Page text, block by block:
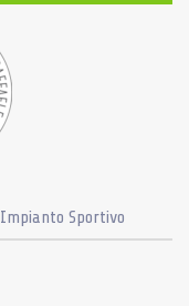
Impianto Sportivo